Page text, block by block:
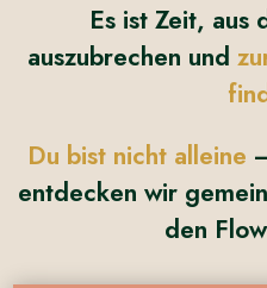
Es ist Zeit, aus
auszubrechen und
Du bist nicht alleine
entdecken wir
den